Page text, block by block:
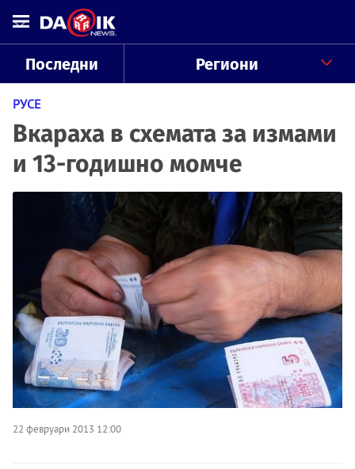
Последни Региони
РУСЕ
Вкараха в схемата за измами
и 13-годишно момче
22 февруари 2013 12:00